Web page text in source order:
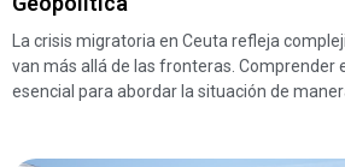
La crisis migratoria en Ceuta refleja
van más allá de las fronteras. Comprender
esencial para abordar la situación de